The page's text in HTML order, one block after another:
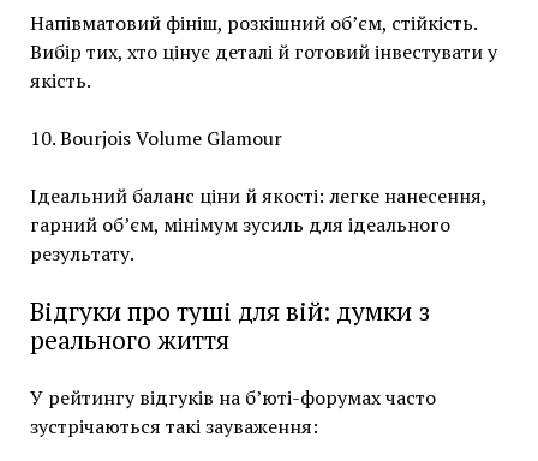
Напівматовий фініш, розкішний об’єм, стійкість.
Вибір тих, хто цінує деталі й готовий інвестувати у
якість.
10. Bourjois Volume Glamour
Ідеальний баланс ціни й якості: легке нанесення,
гарний об’єм, мінімум зусиль для ідеального
результату.
Відгуки про туші для вій: думки з
реального життя
У рейтингу відгуків на б’юті-форумах часто
зустрічаються такі зауваження: